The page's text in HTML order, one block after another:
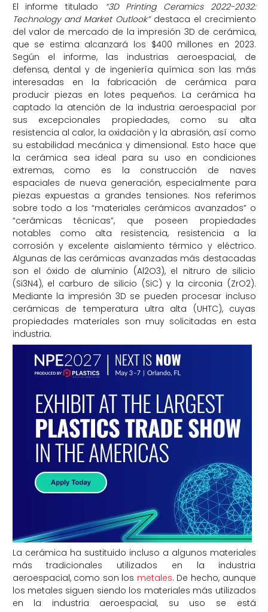
El informe titulado
“3D Printing Ceramics 2022-2032:
Technology and Market Outlook”destaca el crecimiento
del valor de mercado de la impresión 3D de cerámica,
que se estima alcanzará los $400 millones en 2023.
Según el informe, las industrias aeroespacial, de
defensa, dental y de ingeniería química son las más
interesadas en la fabricación de cerámica para
producir piezas en lotes pequeños. La cerámica ha
captado la atención de la industria aeroespacial por
sus excepcionales propiedades, como su alta
resistencia al calor, la oxidación y la abrasión, así como
su estabilidad mecánica y dimensional. Esto hace que
la cerámica sea ideal para su uso en condiciones
extremas, como es la construcción de naves
espaciales de nueva generación, especialmente para
piezas expuestas a grandes tensiones. Nos referimos
sobre todo a los “materiales cerámicos avanzados” o
“cerámicas técnicas”, que poseen propiedades
notables como alta resistencia, resistencia a la
corrosión y excelente aislamiento térmico y eléctrico.
Algunas de las cerámicas avanzadas más destacadas
son el óxido de aluminio (Al2O3), el nitruro de silicio
(Si3N4), el carburo de silicio (SiC) y la circonia (ZrO2).
Mediante la impresión 3D se pueden procesar incluso
cerámicas de temperatura ultra alta (UHTC), cuyas
propiedades materiales son muy solicitadas en esta
industria.
La cerámica ha sustituido incluso a algunos materiales
más tradicionales utilizados en la industria
aeroespacial, como son los metales. De hecho, aunque
los metales siguen siendo los materiales más utilizados
en la industria aeroespacial, su uso se está